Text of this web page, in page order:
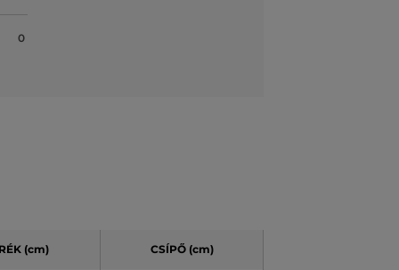
0
(cm) CSÍPŐ (cm)